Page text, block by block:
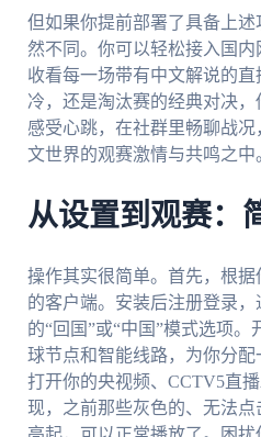
但如果你提前部署了具备上
然不同。你可以轻松接入国
收看每一场带有中文解说的
冷，还是淘汰赛的经典对决
感受心跳，在社群里畅聊战
文世界的观赛激情与共鸣之中
从设置到观赛：
操作其实很简单。首先，根
的客户端。安装后注册登录
的“回国”或“中国”模式选项
球节点和智能线路，为你分
打开你的央视频、CCTV5直
现，之前那些灰色的、无法